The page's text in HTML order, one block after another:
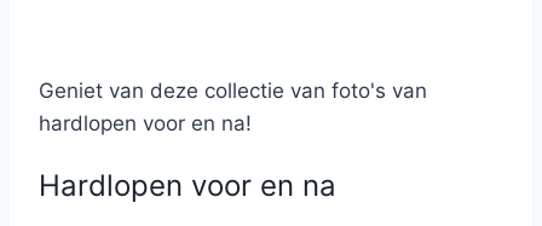
Geniet van deze collectie van foto's van
hardlopen voor en na!
Hardlopen voor en na